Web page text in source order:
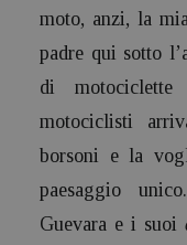
moto, anzi, la
padre qui sotto
di
motociclisti
borsoni e la
paesaggio
Guevara e i suoi